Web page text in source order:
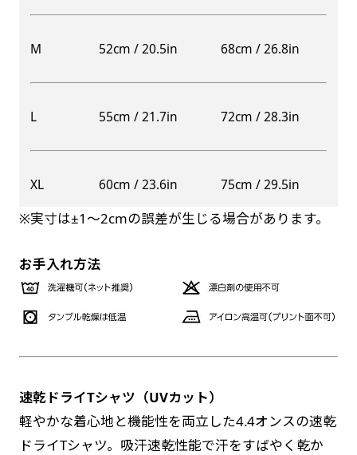
M 52cm / 20.5in 68cm / 26.8in
L 55cm / 21.7in 72cm / 28.3in
XL 60cm / 23.6in 75cm / 29.5in
※実寸は±1〜2cmの誤差が生じる場合があります。
お手入れ方法
速乾ドライTシャツ（UVカット）
軽やかな着心地と機能性を両立した4.4オンスの速乾
ドライTシャツ。吸汗速乾性能で汗をすばやく乾か
自由入力(60x180以内)
お好みのサイズで縦幕・横幕の作成が可能です。
あんな場所こんな場所お好みのサイズでお好みの
幕の製作をお楽しみください
レギュラーのれん
けて疑似的にのれんのような幕をつくります。お
レギュラーのれんスリムは横幕の上部にチチを5
か所つけて疑似的にのれんのような幕をつくりま
ます。（レギュラーのれん縦50cm／レギュラー
スリムのれん縦30cm）お店の入口付近の装飾に
是非！
る場所でのぼり旗を使用する際に推奨されてい
ます。防炎加工によってのぼり旗が炎に触れても
燃えにくくなります。（燃えるというより溶け
るに近くなるイメージ）一般的な方法は、旗の
素材に特殊な化学薬品を使用して延焼を抑えま
お急ぎ［ +330円 ］
お急ぎは翌営業日発送（基本12時締め切り)枚数